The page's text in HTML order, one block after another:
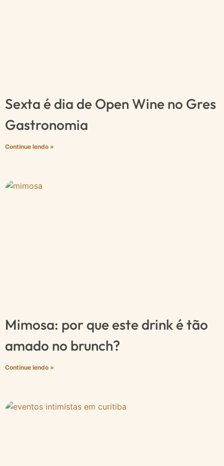
Sexta é dia de Open Wine no Gres
Gastronomia
Continue lendo »
Mimosa: por que este drink é tão
amado no brunch?
Continue lendo »